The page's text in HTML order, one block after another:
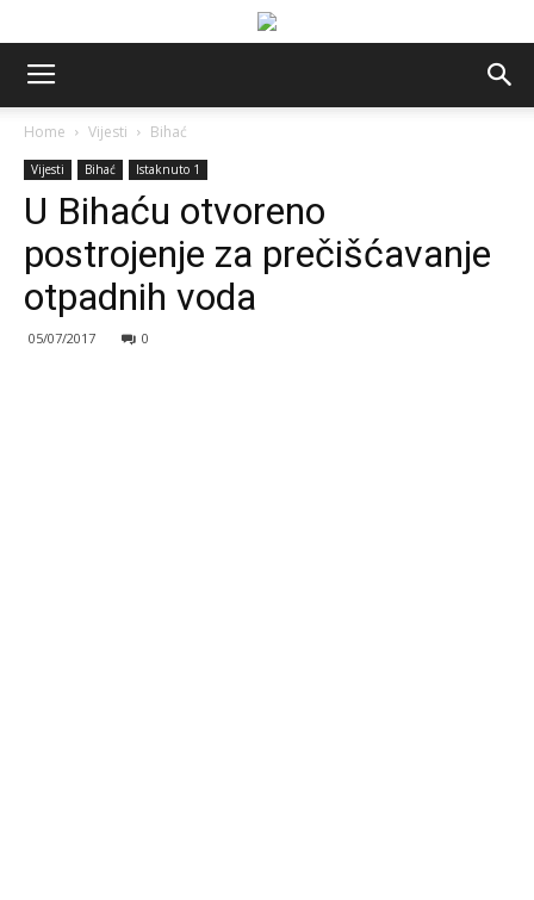
Home Vijesti Bihać
Vijesti Bihać Istaknuto 1
U Bihaću otvoreno
postrojenje za prečišćavanje
otpadnih voda
05/07/2017 0